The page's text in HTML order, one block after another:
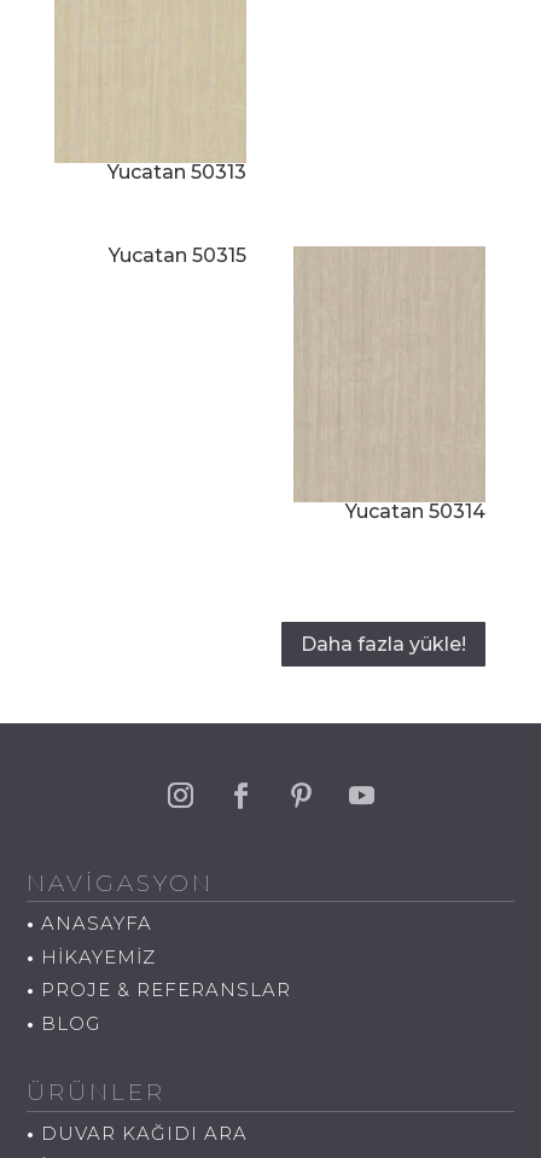
Yucatan 50313
Yucatan 50314
Yucatan 50315
Daha fazla yükle!
NAVİGASYON
• ANASAYFA
• HİKAYEMİZ
• PROJE & REFERANSLAR
• BLOG
ÜRÜNLER
• DUVAR KAĞIDI ARA